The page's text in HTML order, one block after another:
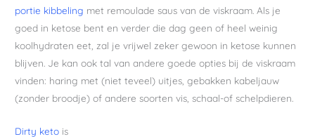
portie kibbeling met remoulade saus van de viskraam. Als je
goed in ketose bent en verder die dag geen of heel weinig
koolhydraten eet, zal je vrijwel zeker gewoon in ketose kunnen
blijven. Je kan ook tal van andere goede opties bij de viskraam
vinden: haring met (niet teveel) uitjes, gebakken kabeljauw
(zonder broodje) of andere soorten vis, schaal-of schelpdieren.
Dirty keto is